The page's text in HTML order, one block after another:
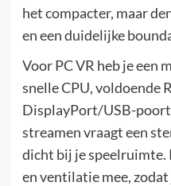
het compacter, maar
en een duidelijke
Voor PC VR heb je een
snelle CPU, voldoende
DisplayPort/USB-
streamen vraagt een
dicht bij je speelruimte.
en ventilatie mee,